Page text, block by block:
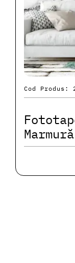
Cod Produs:
Marmură